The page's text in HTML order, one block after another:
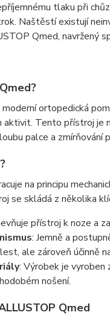
tlaku při
Naštěstí existují
Qmed, navržený
ortopedická
aktivit. Tento přístroj je
palce a zmírňování
na principu
se skládá z několika
přístroj k noze a
: Jemně a
ale zároveň účinně
: Výrobek je vyroben
nošení.
Qmed